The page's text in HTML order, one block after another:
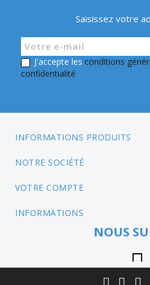
Saisissez votre
J'accepte les conditions
confidentialité
INFORMATIONS PRODUITS
NOTRE SOCIÉTÉ
VOTRE COMPTE
INFORMATIONS
NOUS